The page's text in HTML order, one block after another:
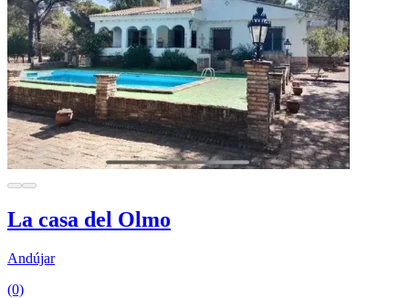
La casa del Olmo
Andújar
(0)